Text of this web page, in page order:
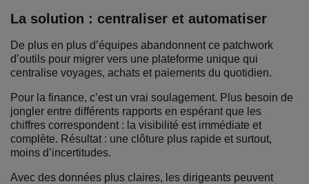
La solution : centraliser et automatiser
De plus en plus d’équipes abandonnent ce patchwork
d’outils pour migrer vers une plateforme unique qui
centralise voyages, achats et paiements du quotidien.
Pour la finance, c’est un vrai soulagement. Plus besoin de
jongler entre différents rapports en espérant que les
chiffres correspondent : la visibilité est immédiate et
complète. Résultat : une clôture plus rapide et surtout,
moins d’incertitudes.
Avec des données plus claires, les dirigeants peuvent